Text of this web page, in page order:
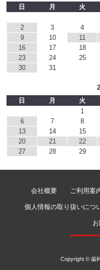
日
月 火
2
3 4
9
10 11
16
17 18
23
24 25
30
31
日
月 火
1
6
7 8
13
14 15
20
21 22
27
28 29
会社概要 ご利用案
個人情報の取り扱いにつ
Copyright © 歯